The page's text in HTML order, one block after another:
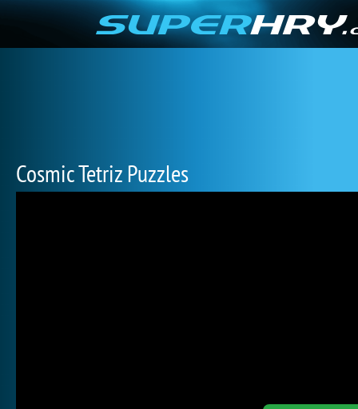
Cosmic Tetriz Puzzles